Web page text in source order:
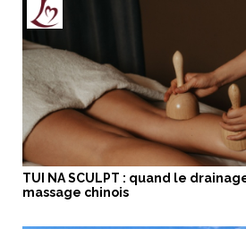
TUI NA SCULPT : quand le
massage chinois